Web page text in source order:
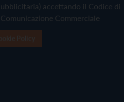
accettando il Codice di
Commerciale